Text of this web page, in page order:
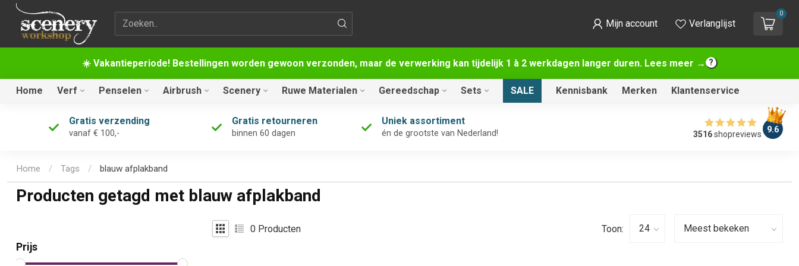
☀️ Vakantieperiode! Bestellingen worden gewoon verzonden, maar de verwerking kan tijdelijk 1 à 2 werkdagen langer duren. Lees meer →
Zoekterm Mijn account Verlanglijst
0
Home Verf Penselen Airbrush Scenery Ruwe Materialen Gereedschap Sets SALE Kennisbank Merken Klantenservice
Gratis verzending
vanaf € 100,-
Gratis retourneren
binnen 60 dagen
Uniek assortiment
én de grootste van Nederland! 3516shopreviews 9.6
Home / Tags / blauw afplakband
Producten getagd met blauw afplakband
Prijs
0 Producten Toon: